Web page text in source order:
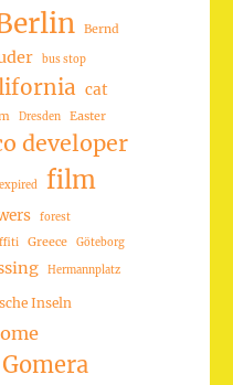
Bernd
bus stop
cat
Dresden Easter
developer
expired film
forest
Greece Göteborg
Hermannplatz
Inseln